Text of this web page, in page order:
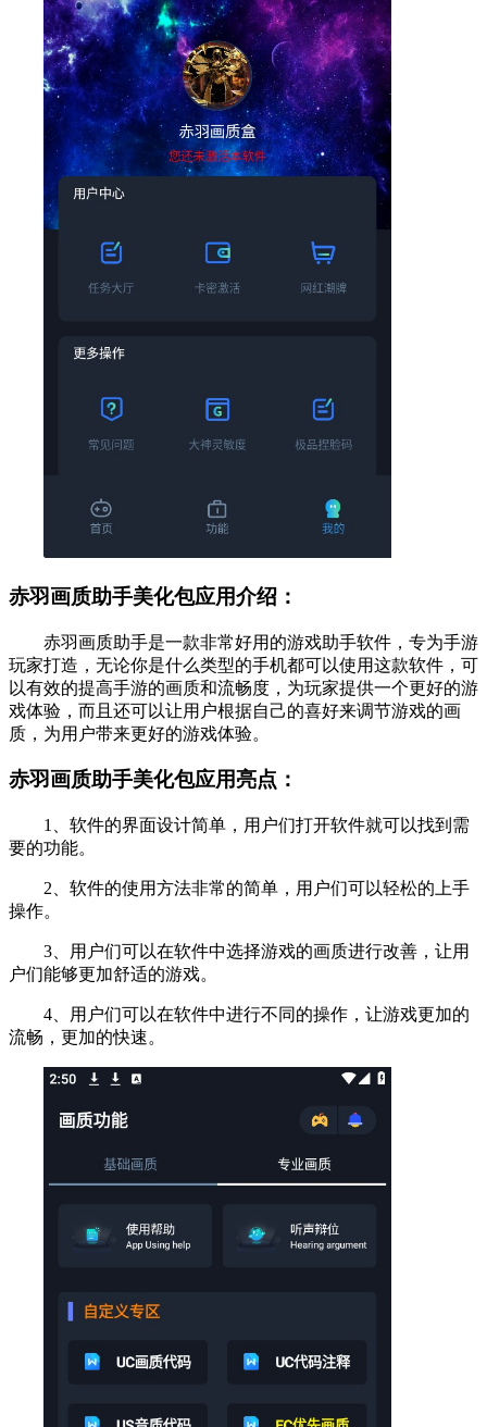
赤羽画质助手美化包应用介绍：
赤羽画质助手是一款非常好用的游戏助手软件，专为手游
玩家打造，无论你是什么类型的手机都可以使用这款软件，可
以有效的提高手游的画质和流畅度，为玩家提供一个更好的游
戏体验，而且还可以让用户根据自己的喜好来调节游戏的画
质，为用户带来更好的游戏体验。
赤羽画质助手美化包应用亮点：
1、软件的界面设计简单，用户们打开软件就可以找到需
要的功能。
2、软件的使用方法非常的简单，用户们可以轻松的上手
操作。
3、用户们可以在软件中选择游戏的画质进行改善，让用
户们能够更加舒适的游戏。
4、用户们可以在软件中进行不同的操作，让游戏更加的
流畅，更加的快速。